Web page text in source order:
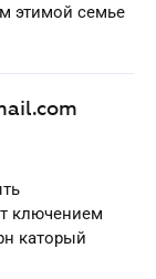
этимой семье
ключением
каторый